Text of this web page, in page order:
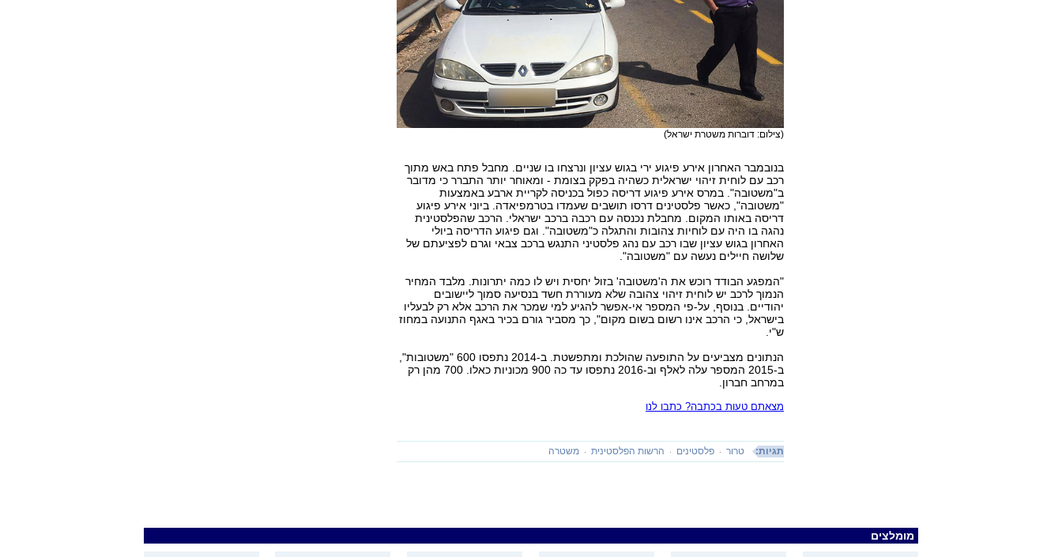
(צילום: דוברות משטרת ישראל)
בנובמבר האחרון אירע פיגוע ירי בגוש עציון ונרצחו בו שניים. מחבל פתח באש מתוך
רכב עם לוחית זיהוי ישראלית כשהיה בפקק בצומת - ומאוחר יותר התברר כי מדובר
ב"משטובה". במרס אירע פיגוע דריסה כפול בכניסה לקריית ארבע באמצעות
"משטובה", כאשר פלסטינים דרסו תושבים שעמדו בטרמפיאדה. ביוני אירע פיגוע
דריסה באותו המקום. מחבלת נכנסה עם רכבה ברכב ישראלי. הרכב שהפלסטינית
נהגה בו היה עם לוחיות צהובות והתגלה כ"משטובה". וגם פיגוע הדריסה ביולי
האחרון בגוש עציון שבו רכב עם נהג פלסטיני התנגש ברכב צבאי וגרם לפציעתם של
שלושה חיילים נעשה עם "משטובה".
"המפגע הבודד רוכש את ה'משטובה' בזול יחסית ויש לו כמה יתרונות. מלבד המחיר
הנמוך לרכב יש לוחית זיהוי צהובה שלא מעוררת חשד בנסיעה סמוך ליישובים
יהודיים. בנוסף, על-פי המספר אי-אפשר להגיע למי שמכר את הרכב אלא רק לבעליו
בישראל, כי הרכב אינו רשום בשום מקום", כך מסביר גורם בכיר באגף התנועה במחוז
ש"י.
הנתונים מצביעים על התופעה שהולכת ומתפשטת. ב-2014 נתפסו 600 "משטובות",
ב-2015 המספר עלה לאלף וב-2016 נתפסו עד כה 900 מכוניות כאלו. 700 מהן רק
במרחב חברון.
מצאתם טעות בכתבה? כתבו לנו
תגיות: טרור פלסטינים הרשות הפלסטינית משטרה
מומלצים